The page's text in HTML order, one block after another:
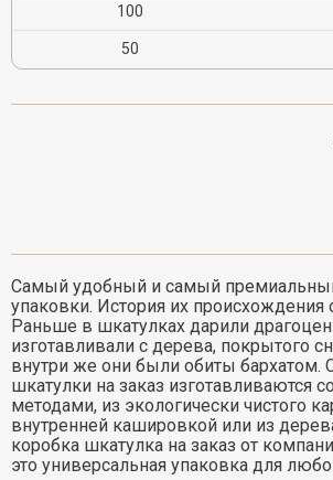
100
50
Самый удобный и самый
упаковки. История их происхождения
Раньше в шкатулках дарили
изготавливали с дерева, покрытого
внутри же они были обиты бархатом.
шкатулки на заказ изготавливаются
методами, из экологически чистого
внутренней кашировкой или из
коробка шкатулка на заказ от
это универсальная упаковка для